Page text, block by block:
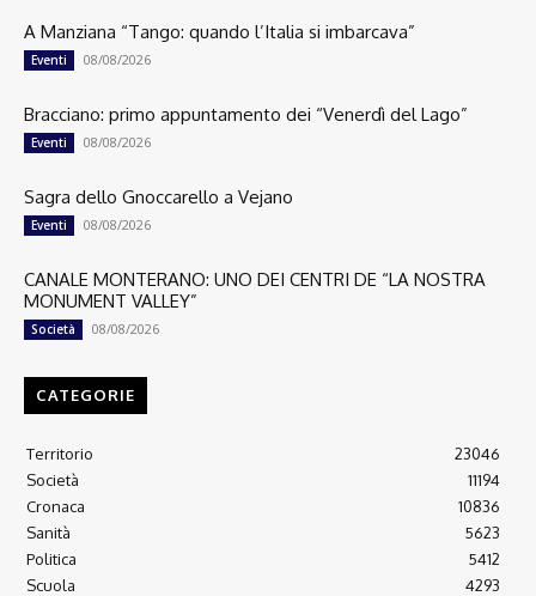
A Manziana “Tango: quando l’Italia si imbarcava”
Eventi 08/08/2026
Bracciano: primo appuntamento dei “Venerdì del Lago”
Eventi 08/08/2026
Sagra dello Gnoccarello a Vejano
Eventi 08/08/2026
CANALE MONTERANO: UNO DEI CENTRI DE “LA NOSTRA
MONUMENT VALLEY”
Società 08/08/2026
CATEGORIE
Territorio
23046
Società
11194
Cronaca
10836
Sanità
5623
Politica
5412
Scuola
4293